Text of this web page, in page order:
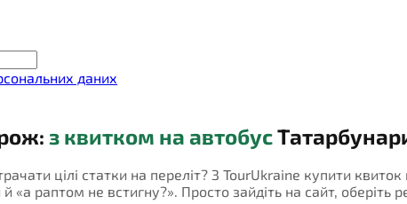
даних
з квитком на автобус
цілі статки на переліт? З TourUkraine купити
«а раптом не встигну?». Просто зайдіть на сайт, оберіть